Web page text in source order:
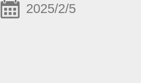
2025/2/5